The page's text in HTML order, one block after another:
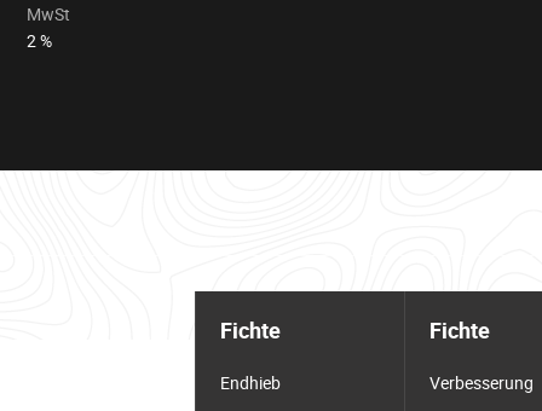
MwSt
2 %
Fichte Fichte
Endhieb Verbesserung